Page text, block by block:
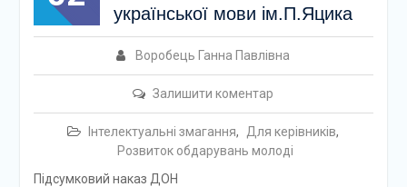
української мови ім.П.Яцика
Воробець Ганна Павлівна
Залишити коментар
Інтелектуальні змагання, Для керівників,
Розвиток обдарувань молоді
Підсумковий наказ ДОН